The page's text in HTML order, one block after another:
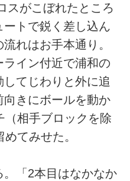
スがこぼれたところ
トで鋭く差し込ん
れはお手本通り。
イン付近で浦和の
てじわりと外に追
きにボールを動か
（相手ブロックを除
てみせた。
「2本目はなかなか